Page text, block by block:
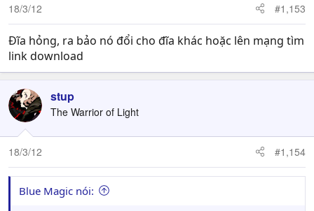
18/3/12 #1,153
Đĩa hỏng, ra bảo nó đổi cho đĩa khác hoặc lên mạng tìm
link download
stup
The Warrior of Light
18/3/12 #1,154
Blue Magic nói: